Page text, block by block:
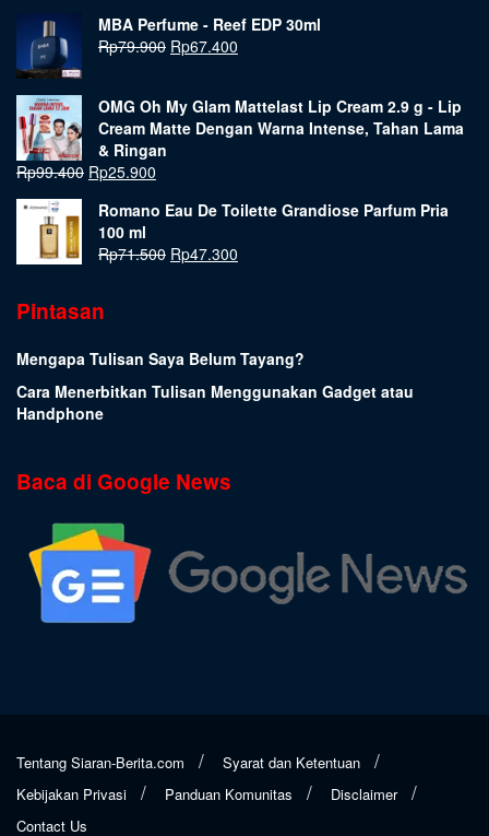
MBA Perfume - Reef EDP 30ml
Rp79.900 Rp67.400
OMG Oh My Glam Mattelast Lip Cream 2.9 g - Lip
Cream Matte Dengan Warna Intense, Tahan Lama
& Ringan
Rp99.400 Rp25.900
Romano Eau De Toilette Grandiose Parfum Pria
100 ml
Rp71.500 Rp47.300
Pintasan
Mengapa Tulisan Saya Belum Tayang?
Cara Menerbitkan Tulisan Menggunakan Gadget atau
Handphone
Baca di Google News
Tentang Siaran-Berita.com
Syarat dan Ketentuan
Kebijakan Privasi
Panduan Komunitas
Disclaimer
Contact Us